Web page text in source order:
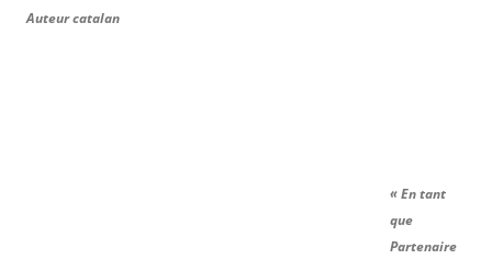
Auteur catalan
« En tant
que
Partenaire